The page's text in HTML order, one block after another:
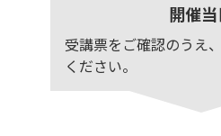
開催当
受講票をご確認のうえ
ください。